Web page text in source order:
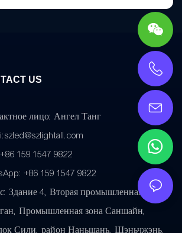
US
лицо: Ангел Танг
szled@szlightall.com
159 1547 9822
+86 159 1547 9822
Здание 4, Вторая промышленная зона
Промышленная зона Саншайн,
Сили, район Наньшань, Шэньчжэнь.